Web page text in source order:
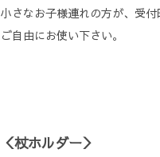
小さなお子様連れの方が、受
ご自由にお使い下さい。
＜杖ホルダー＞